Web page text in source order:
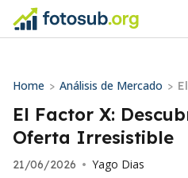
Home > Análisis de Mercado >
El Factor X:
Oferta Irresistible
21/06/2026 • Yago Dias